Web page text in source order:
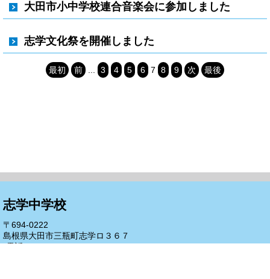
大田市小中学校連合音楽会に参加しました
志学文化祭を開催しました
最初 前 3 4 5 6 7 8 9 次 最後
志学中学校
〒694-0222
島根県大田市三瓶町志学ロ３６７
(電話)0854-83-2208